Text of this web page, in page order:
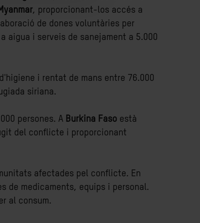
Myanmar, proporcionant-los accés a
de dones voluntàries per
aigua i serveis de sanejament a 5.000
i rentat de mans entre 76.000
siriana.
persones. A Burkina Faso està
del conflicte i proporcionant
afectades pel conflicte. En
de medicaments, equips i personal.
al consum.